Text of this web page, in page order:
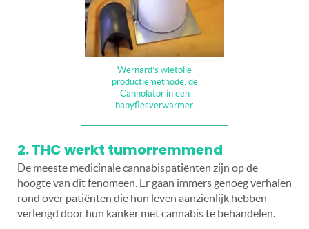
Wernard’s wietolie
productiemethode: de
Cannolator in een
babyflesverwarmer.
2. THC werkt tumorremmend
De meeste medicinale cannabispatiënten zijn op de
hoogte van dit fenomeen. Er gaan immers genoeg verhalen
rond over patiënten die hun leven aanzienlijk hebben
verlengd door hun kanker met cannabis te behandelen.